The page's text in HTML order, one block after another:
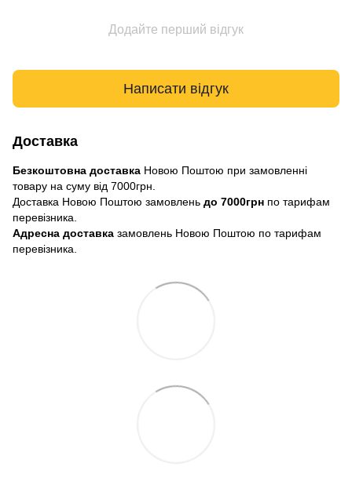
Додайте перший відгук
Написати відгук
Доставка
Безкоштовна доставка Новою Поштою при замовленні
товару на суму від 7000грн.
Доставка Новою Поштою замовлень до 7000грн по тарифам
перевізника.
Адресна доставка замовлень Новою Поштою по тарифам
перевізника.